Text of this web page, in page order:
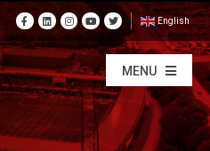
English
MENU